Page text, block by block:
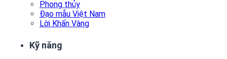
Phong thủy
Đạo mẫu Việt Nam
Lời Khấn Vàng
Kỹ năng